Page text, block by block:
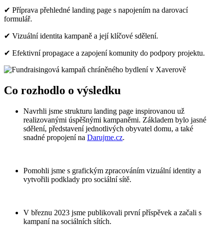
✔ Příprava přehledné landing page s napojením na darovací
formulář.
✔ Vizuální identita kampaně a její klíčové sdělení.
✔ Efektivní propagace a zapojení komunity do podpory projektu.
Co rozhodlo o výsledku
Navrhli jsme strukturu landing page inspirovanou už
realizovanými úspěšnými kampaněmi. Základem bylo jasné
sdělení, představení jednotlivých obyvatel domu, a také
snadné propojení na Darujme.cz.
Pomohli jsme s grafickým zpracováním vizuální identity a
vytvořili podklady pro sociální sítě.
V březnu 2023 jsme publikovali první příspěvek a začali s
kampaní na sociálních sítích.